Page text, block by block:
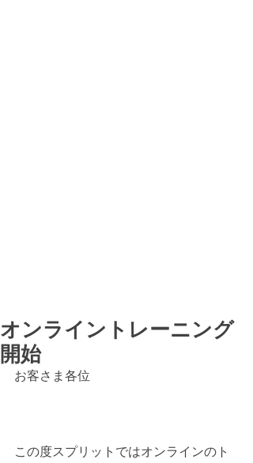
オンライントレーニング
開始
お客さま各位
この度スプリットではオンラインのト